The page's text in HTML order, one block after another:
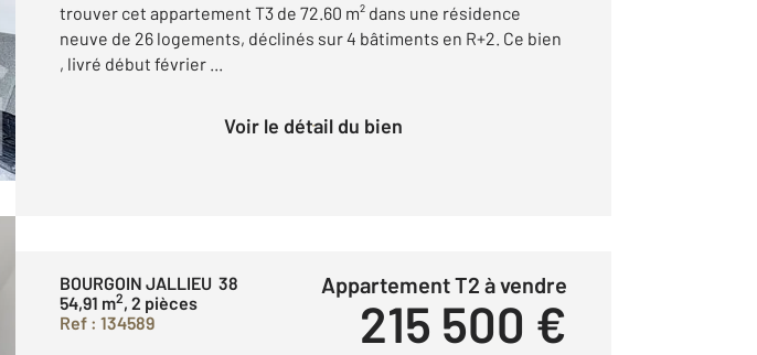
trouver cet appartement T3 de 72.60 m² dans une résidence
neuve de 26 logements, déclinés sur 4 bâtiments en R+2. Ce bien
, livré début février ...
Voir le détail du bien
BOURGOIN JALLIEU 38
54,91 m2, 2 pièces
Ref : 134589
Appartement T2 à vendre
215 500 €